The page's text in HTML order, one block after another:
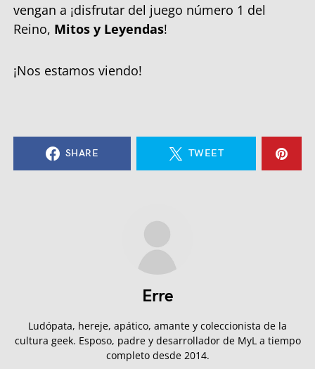
vengan a ¡disfrutar del juego número 1 del
Reino, Mitos y Leyendas!
¡Nos estamos viendo!
SHARE TWEET
Erre
Ludópata, hereje, apático, amante y coleccionista de la
cultura geek. Esposo, padre y desarrollador de MyL a tiempo
completo desde 2014.